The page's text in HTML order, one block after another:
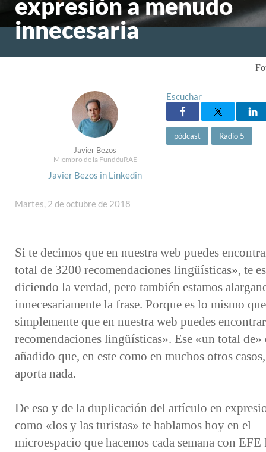
expresión a menudo
innecesaria
Javier Bezos
Miembro de la FundéuRAE
Javier Bezos in Linkedin
Escuchar
pódcast Radio 5
Martes, 2 de octubre de 2018
Si te decimos que en nuestra web puedes
total de 3200 recomendaciones lingüísticas», te
diciendo la verdad, pero también estamos
innecesariamente la frase. Porque es lo mismo
simplemente que en nuestra web puedes
recomendaciones lingüísticas». Ese «un total de»
añadido que, en este como en muchos otros
aporta nada.
De eso y de la duplicación del artículo en
como «los y las turistas» te hablamos hoy en el
microespacio que hacemos cada semana con EFE